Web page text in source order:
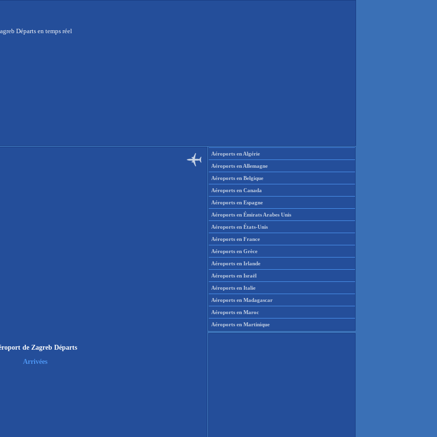
Départs en temps réel
de Zagreb Départs
Arrivées
Aéroports en Algérie
Aéroports en Allemagne
Aéroports en Belgique
Aéroports en Canada
Aéroports en Espagne
Aéroports en Émirats Arabes Unis
Aéroports en États-Unis
Aéroports en France
Aéroports en Grèce
Aéroports en Irlande
Aéroports en Israël
Aéroports en Italie
Aéroports en Madagascar
Aéroports en Maroc
Aéroports en Martinique